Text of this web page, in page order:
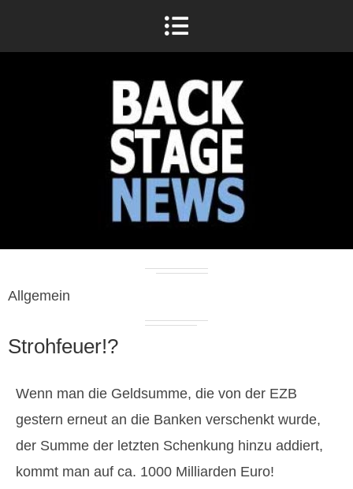
Allgemein
Strohfeuer!?
Wenn man die Geldsumme, die von der EZB
gestern erneut an die Banken verschenkt wurde,
der Summe der letzten Schenkung hinzu addiert,
kommt man auf ca. 1000 Milliarden Euro!